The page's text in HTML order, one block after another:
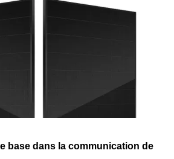
base dans la communication de